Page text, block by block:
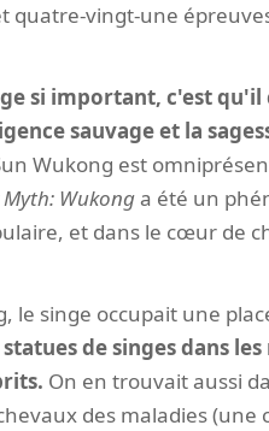
quatre-vingt-une
si important, c'est
sauvage et la
Wukong est
Wukonga été un
et dans le cœur de
le singe occupait une
de singes dans
On en trouvait aussi
des maladies